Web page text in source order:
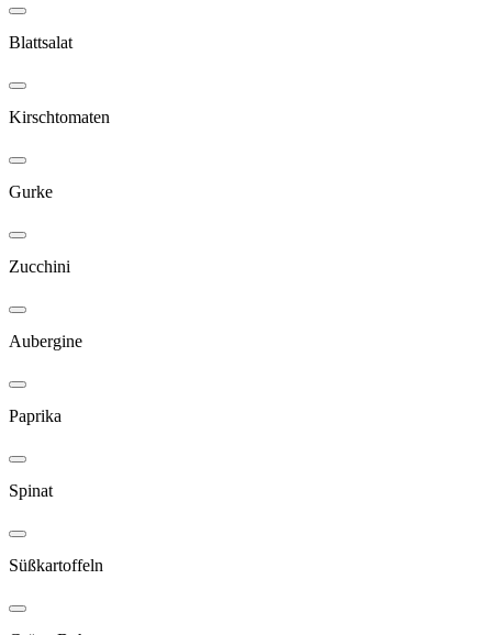
Blattsalat
Kirschtomaten
Gurke
Zucchini
Aubergine
Paprika
Spinat
Süßkartoffeln